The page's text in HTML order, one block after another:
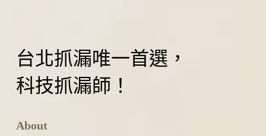
台北抓漏唯一首選，
科技抓漏師！
About